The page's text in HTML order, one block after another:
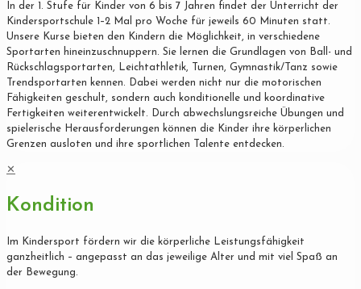
In der 1. Stufe für Kinder von 6 bis 7 Jahren findet der Unterricht der
Kindersportschule 1–2 Mal pro Woche für jeweils 60 Minuten statt.
Unsere Kurse bieten den Kindern die Möglichkeit, in verschiedene
Sportarten hineinzuschnuppern. Sie lernen die Grundlagen von Ball- und
Rückschlagsportarten, Leichtathletik, Turnen, Gymnastik/Tanz sowie
Trendsportarten kennen. Dabei werden nicht nur die motorischen
Fähigkeiten geschult, sondern auch konditionelle und koordinative
Fertigkeiten weiterentwickelt. Durch abwechslungsreiche Übungen und
spielerische Herausforderungen können die Kinder ihre körperlichen
Grenzen ausloten und ihre sportlichen Talente entdecken.
✕
Kondition
Im Kindersport fördern wir die körperliche Leistungsfähigkeit
ganzheitlich – angepasst an das jeweilige Alter und mit viel Spaß an
der Bewegung.